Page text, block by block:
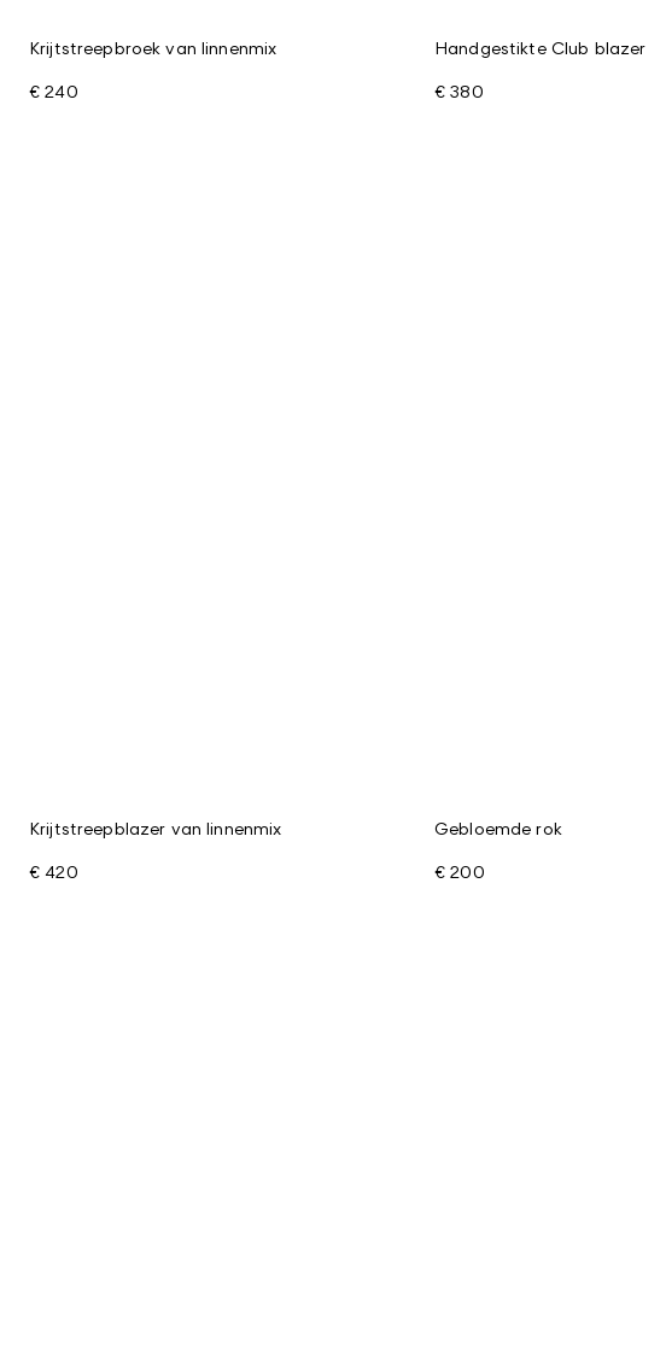
Krijtstreepbroek van linnenmix
€ 240
Handgestikte Club blazer
€ 380
Krijtstreepblazer van linnenmix
€ 420
Gebloemde rok
€ 200